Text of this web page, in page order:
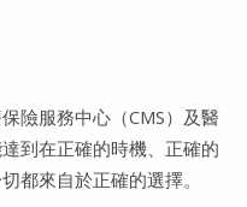
險服務中心（CMS）及醫
到在正確的時機、正確的
都來自於正確的選擇。